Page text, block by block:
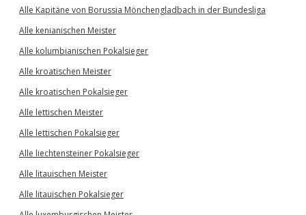
Alle Kapitäne von Borussia Mönchengladbach in der Bundesliga
Alle kenianischen Meister
Alle kolumbianischen Pokalsieger
Alle kroatischen Meister
Alle kroatischen Pokalsieger
Alle lettischen Meister
Alle lettischen Pokalsieger
Alle liechtensteiner Pokalsieger
Alle litauischen Meister
Alle litauischen Pokalsieger